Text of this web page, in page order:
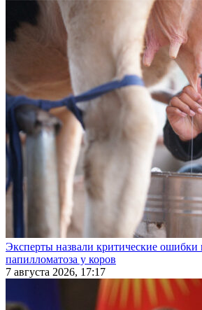
Эксперты назвали критические ошибки
папилломатоза у коров
7 августа 2026, 17:17